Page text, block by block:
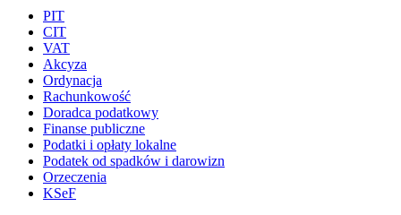
PIT
CIT
VAT
Akcyza
Ordynacja
Rachunkowość
Doradca podatkowy
Finanse publiczne
Podatki i opłaty lokalne
Podatek od spadków i darowizn
Orzeczenia
KSeF